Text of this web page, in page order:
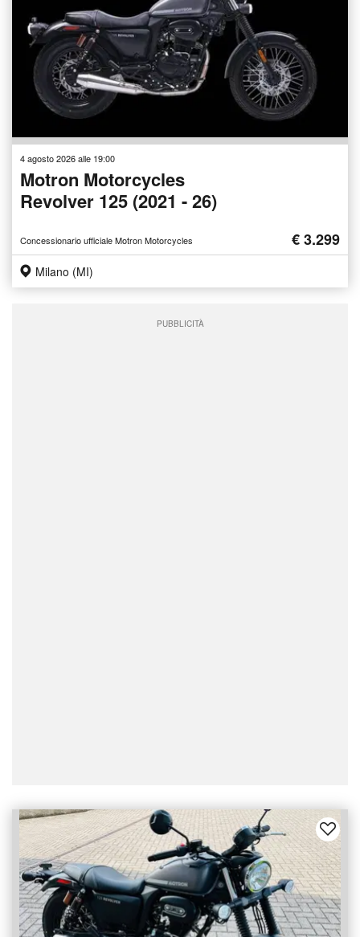
4 agosto 2026 alle 19:00
Motron Motorcycles
Revolver 125 (2021 - 26)
Concessionario ufficiale Motron Motorcycles € 3.299
Milano (MI)
PUBBLICITÀ